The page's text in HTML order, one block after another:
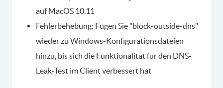
auf MacOS 10.11
Fehlerbehebung: Fügen Sie "block-outside-dns"
wieder zu Windows-Konfigurationsdateien
hinzu, bis sich die Funktionalität für den DNS-
Leak-Test im Client verbessert hat